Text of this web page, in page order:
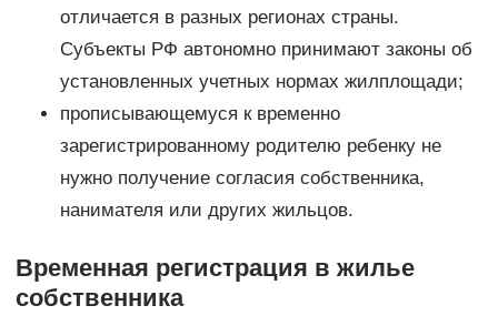
отличается в разных регионах страны.
Субъекты РФ автономно принимают законы об
установленных учетных нормах жилплощади;
прописывающемуся к временно
зарегистрированному родителю ребенку не
нужно получение согласия собственника,
нанимателя или других жильцов.
Временная регистрация в жилье
собственника